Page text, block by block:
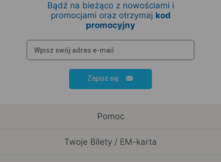
Bądź na bieżąco z nowościami i
promocjami oraz otrzymaj kod
promocyjny
Zapisz się
Pomoc
Twoje Bilety / EM-karta